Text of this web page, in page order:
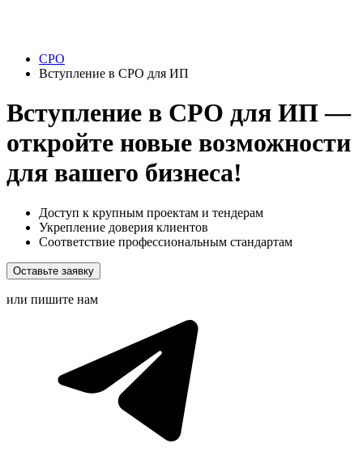
СРО
Вступление в СРО для ИП
Вступление в СРО для ИП —
откройте новые возможности
для вашего бизнеса!
Доступ к крупным проектам и тендерам
Укрепление доверия клиентов
Соответствие профессиональным стандартам
Оставьте заявку
или пишите нам